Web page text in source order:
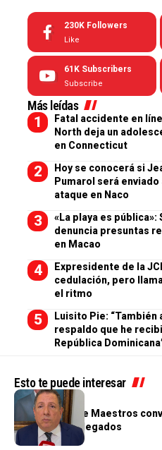
230K Followers
Like
61K Subscribers
Subscribe
Más leídas
Fatal accidente en
North deja un
en Connecticut
Hoy se conocerá si
Pumarol será
ataque en Naco
«La playa es pública»:
denuncia presuntas
en Macao
Expresidente de la
cedulación, pero
el ritmo
Luisito Pie: “También
respaldo que he
República
Esto te puede interesar
GENERALES
Cooperativa de Maestros
General de Delegados